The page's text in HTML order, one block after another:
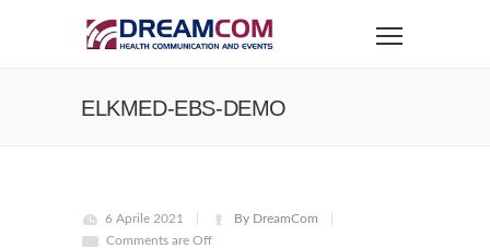
ELKMED-EBS-DEMO
6 Aprile 2021
By DreamCom
Comments are Off